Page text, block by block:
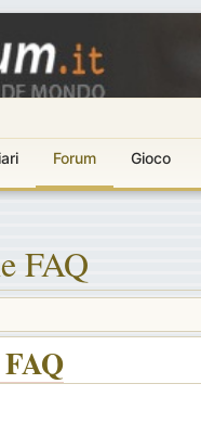
Forum Gioco
FAQ